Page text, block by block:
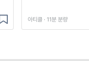
아티클 · 11분 분량